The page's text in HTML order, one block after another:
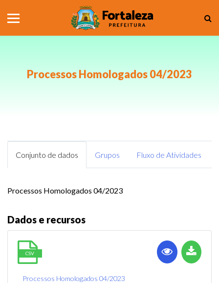
Processos Homologados 04/2023
Conjunto de dados Grupos Fluxo de Atividades
Processos Homologados 04/2023
Dados e recursos
CSV
Processos Homologados 04/2023